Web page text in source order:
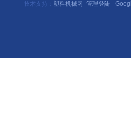
技术支持： 塑料机械网 管理登陆